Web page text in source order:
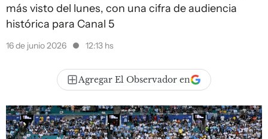
más visto del lunes, con una cifra de audiencia
histórica para Canal 5
16 de junio 2026 12:13 hs
Agregar El Observador en